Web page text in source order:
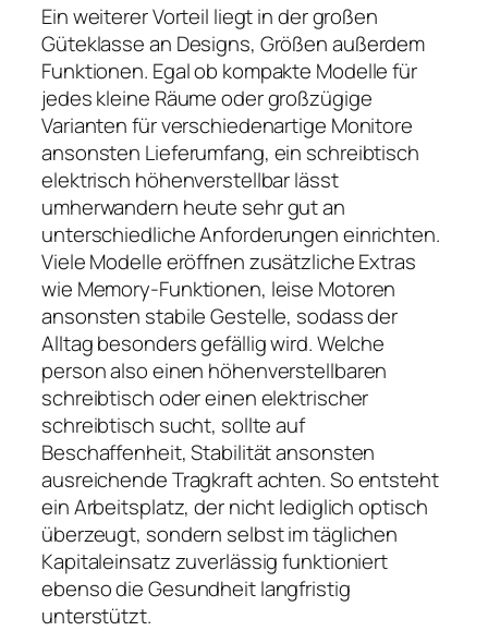
Ein weiterer Vorteil liegt in der großen
Güteklasse an Designs, Größen außerdem
Funktionen. Egal ob kompakte Modelle für
jedes kleine Räume oder großzügige
Varianten für verschiedenartige Monitore
ansonsten Lieferumfang, ein schreibtisch
elektrisch höhenverstellbar lässt
umherwandern heute sehr gut an
unterschiedliche Anforderungen einrichten.
Viele Modelle eröffnen zusätzliche Extras
wie Memory-Funktionen, leise Motoren
ansonsten stabile Gestelle, sodass der
Alltag besonders gefällig wird. Welche
person also einen höhenverstellbaren
schreibtisch oder einen elektrischer
schreibtisch sucht, sollte auf
Beschaffenheit, Stabilität ansonsten
ausreichende Tragkraft achten. So entsteht
ein Arbeitsplatz, der nicht lediglich optisch
überzeugt, sondern selbst im täglichen
Kapitaleinsatz zuverlässig funktioniert
ebenso die Gesundheit langfristig
unterstützt.